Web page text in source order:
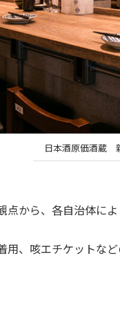
日本酒原価酒蔵
から、各自治体に
用、咳エチケットな